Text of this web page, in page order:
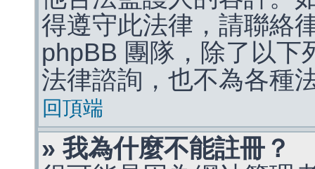
得遵守此法律，請聯絡
phpBB 團隊，除了以下
法律諮詢，也不為各種
回頂端
» 我為什麼不能註冊？